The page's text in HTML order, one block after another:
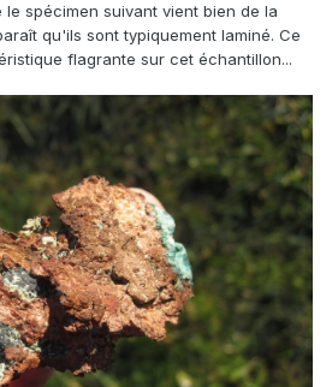
spécimen suivant vient bien de la
qu'ils sont typiquement laminé. Ce
flagrante sur cet échantillon...